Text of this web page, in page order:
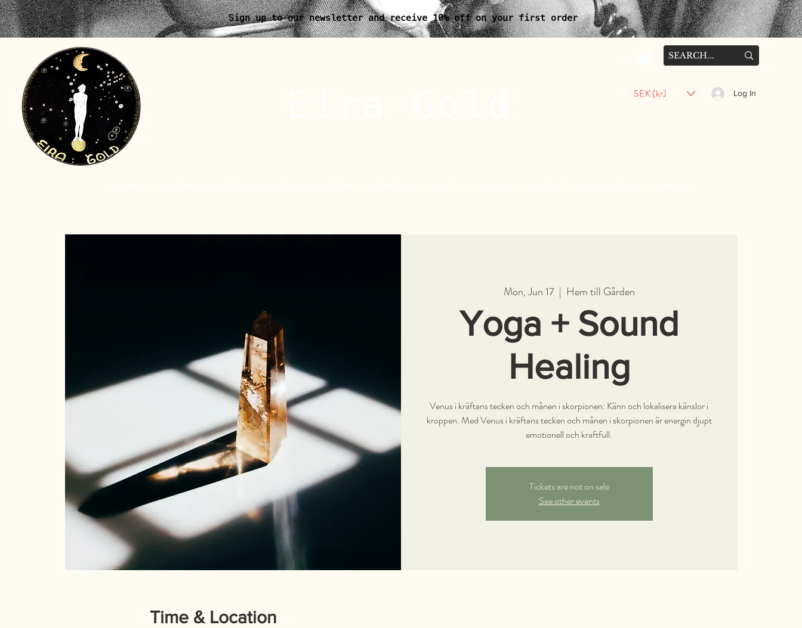
Sign up to our newsletter and receive 10% off on your first order
SEK (kr) Log In
Mon, Jun 17
  |
Hem till Gården
Yoga + Sound
Healing
Venus i kräftans tecken och månen i skorpionen: Känn och lokalisera känslor i
kroppen. Med Venus i kräftans tecken och månen i skorpionen är energin djupt
emotionell och kraftfull.
Tickets are not on sale
See other events
Time & Location